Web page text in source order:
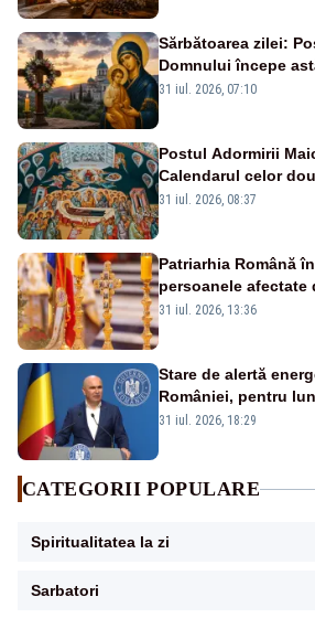
Sărbătoarea zilei:
Domnului începe
31 iul. 2026, 07:10
Postul Adormirii
Calendarul celor
și zilele cu dezlegare
31 iul. 2026, 08:37
Patriarhia Română
persoanele afectate
31 iul. 2026, 13:36
Stare de alertă
României, pentru
a anunțat importuri
31 iul. 2026, 18:29
CATEGORII POPULARE
Spiritualitatea la zi
Sarbatori